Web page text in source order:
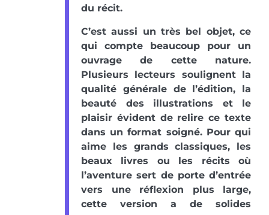
du récit.
C’est aussi un très bel objet, ce
qui compte beaucoup pour un
ouvrage de cette nature.
Plusieurs lecteurs soulignent la
qualité générale de l’édition, la
beauté des illustrations et le
plaisir évident de relire ce texte
dans un format soigné. Pour qui
aime les grands classiques, les
beaux livres ou les récits où
l’aventure sert de porte d’entrée
vers une réflexion plus large,
cette version a de solides